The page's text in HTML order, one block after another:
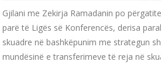
Gjilani me Zekirja Ramadanin po
parë të Ligës së Konferencës, derisa
skuadre në bashkëpunim me strategun
mundësinë e transferimeve të reja në